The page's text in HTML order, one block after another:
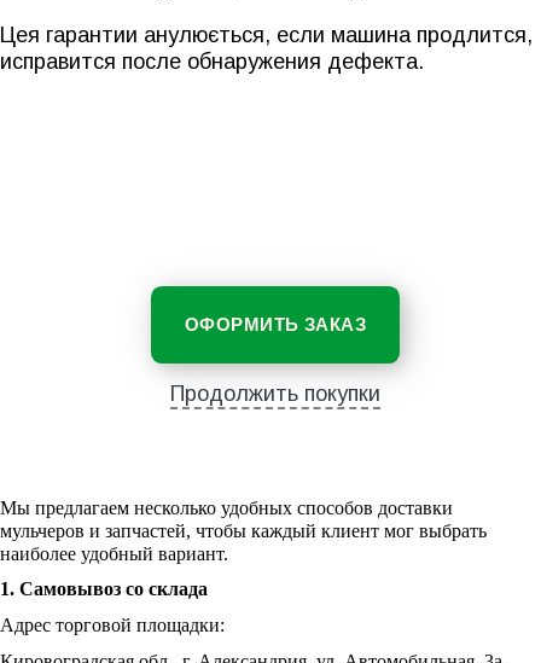
Цея гарантии анулюється, если машина продлится,
исправится после обнаружения дефекта.
ОФОРМИТЬ ЗАКАЗ
Продолжить покупки
Мы предлагаем несколько удобных способов доставки
мульчеров и запчастей, чтобы каждый клиент мог выбрать
наиболее удобный вариант.
1. Самовывоз со склада
Адрес торговой площадки: